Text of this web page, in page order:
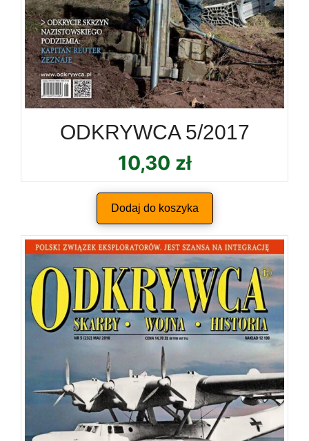
ODKRYWCA 5/2017
10,30 zł
Dodaj do koszyka